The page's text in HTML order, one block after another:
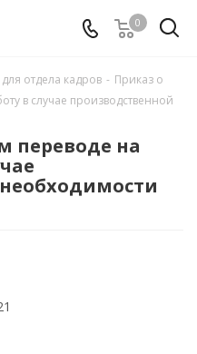
0
отдела кадров - Приказ о
в случае производственной
переводе на